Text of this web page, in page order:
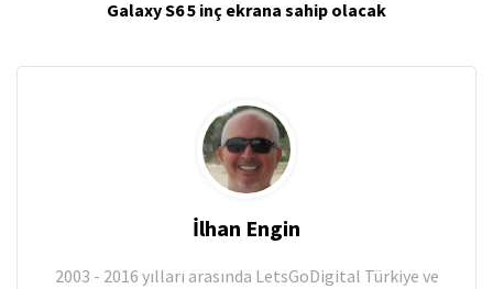
Galaxy S6 5 inç ekrana sahip olacak
İlhan Engin
2003 - 2016 yılları arasında LetsGoDigital Türkiye ve